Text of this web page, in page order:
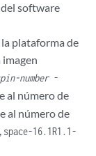
del software
plataforma de
imagen
number-
al número de
al número de
space-16.1R1.1-